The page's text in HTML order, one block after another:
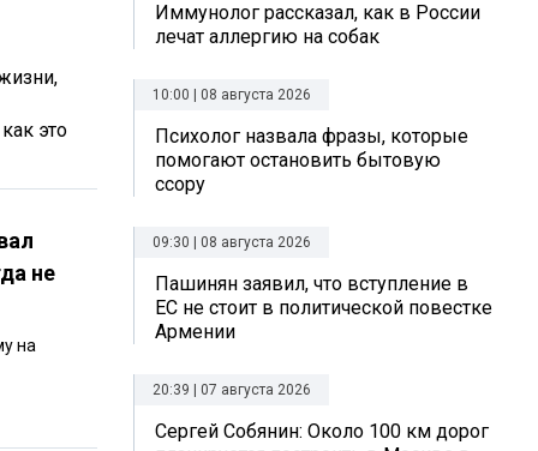
это
не
на
Иммунолог рассказал, как в России
лечат аллергию на собак
10:00 | 08 августа 2026
Психолог назвала фразы, которые
помогают остановить бытовую
ссору
09:30 | 08 августа 2026
Пашинян заявил, что вступление в
ЕС не стоит в политической повестке
Армении
20:39 | 07 августа 2026
Сергей Собянин: Около 100 км дорог